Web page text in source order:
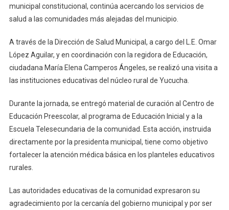
Escuelas
De
municipal constitucional, continúa acercando los servicios de
salud a las comunidades más alejadas del municipio.
A través de la Dirección de Salud Municipal, a cargo del L.E. Omar
López Aguilar, y en coordinación con la regidora de Educación,
ciudadana María Elena Camperos Ángeles, se realizó una visita a
las instituciones educativas del núcleo rural de Yucucha.
Durante la jornada, se entregó material de curación al Centro de
Educación Preescolar, al programa de Educación Inicial y a la
Escuela Telesecundaria de la comunidad. Esta acción, instruida
directamente por la presidenta municipal, tiene como objetivo
fortalecer la atención médica básica en los planteles educativos
rurales.
Las autoridades educativas de la comunidad expresaron su
agradecimiento por la cercanía del gobierno municipal y por ser